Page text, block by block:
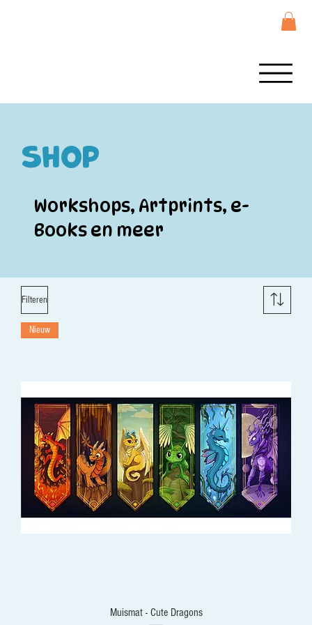
Shop
Workshops, Artprints, e-
Books en meer
Filteren
Nieuw
Muismat - Cute Dragons